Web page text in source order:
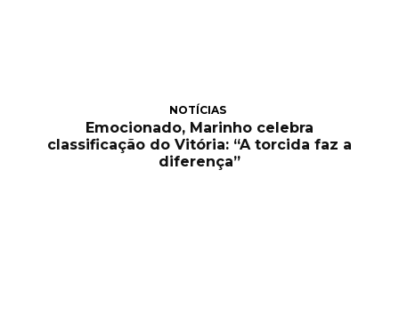
NOTÍCIAS
Emocionado, Marinho celebra
classificação do Vitória: “A torcida faz a
diferença”